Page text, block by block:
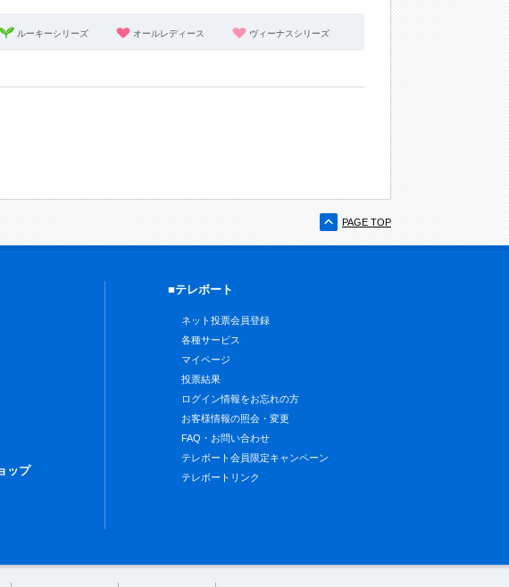
ルーキーシリーズ オールレディース ヴィーナスシリーズ
PAGE TOP
ップ
■テレボート
ネット投票会員登録
各種サービス
マイページ
投票結果
ログイン情報をお忘れの方
お客様情報の照会・変更
FAQ・お問い合わせ
テレボート会員限定キャンペーン
テレボートリンク